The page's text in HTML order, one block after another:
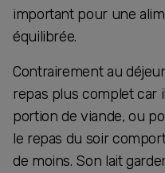
important pour une
équilibrée.
Contrairement au
repas plus complet car
portion de viande, ou
le repas du soir
de moins. Son lait